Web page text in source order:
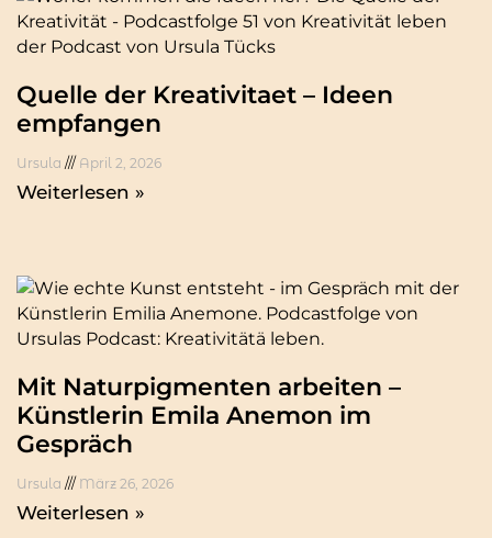
Quelle der Kreativitaet – Ideen
empfangen
Ursula April 2, 2026
Weiterlesen »
Mit Naturpigmenten arbeiten –
Künstlerin Emila Anemon im
Gespräch
Ursula März 26, 2026
Weiterlesen »